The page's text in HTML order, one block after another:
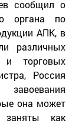
сообщил о
органа по
АПК, в
различных
торговых
Россия
она может
заняты как